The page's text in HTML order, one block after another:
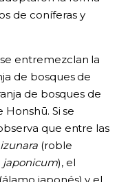
de coníferas y
entremezclan la
de bosques de
de bosques de
Si se
que entre las
(roble
), el